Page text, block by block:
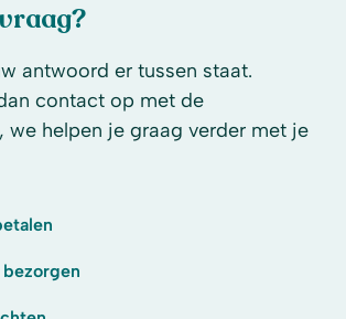
antwoord er tussen staat.
contact op met de
we helpen je graag verder met je